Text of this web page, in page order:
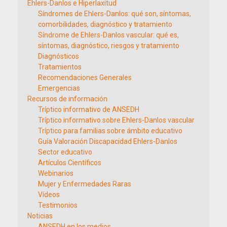
Ehlers-Danlos e Hiperlaxitud
Síndromes de Ehlers-Danlos: qué son, síntomas,
comorbilidades, diagnóstico y tratamiento
Síndrome de Ehlers-Danlos vascular: qué es,
síntomas, diagnóstico, riesgos y tratamiento
Diagnósticos
Tratamientos
Recomendaciones Generales
Emergencias
Recursos de información
Tríptico informativo de ANSEDH
Tríptico informativo sobre Ehlers-Danlos vascular
Tríptico para familias sobre ámbito educativo
Guía Valoración Discapacidad Ehlers-Danlos
Sector educativo
Artículos Científicos
Webinarios
Mujer y Enfermedades Raras
Vídeos
Testimonios
Noticias